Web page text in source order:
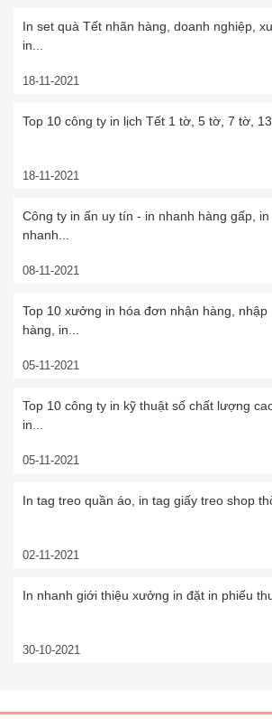
In set quà Tết nhãn hàng, doanh nghiệp,
in...
18-11-2021
Top 10 công ty in lịch Tết 1 tờ, 5 tờ, 7 tờ,
18-11-2021
Công ty in ấn uy tín - in nhanh hàng gấp, in
nhanh...
08-11-2021
Top 10 xưởng in hóa đơn nhận hàng, nhập
hàng, in...
05-11-2021
Top 10 công ty in kỹ thuật số chất lượng
in...
05-11-2021
In tag treo quần áo, in tag giấy treo shop
02-11-2021
In nhanh giới thiệu xưởng in đặt in phiếu thu
30-10-2021